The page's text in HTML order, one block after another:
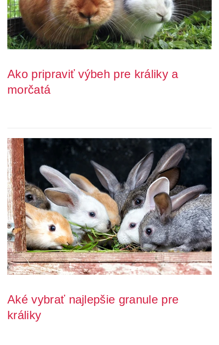
Ako pripraviť výbeh pre králiky a
morčatá
Aké vybrať najlepšie granule pre
králiky